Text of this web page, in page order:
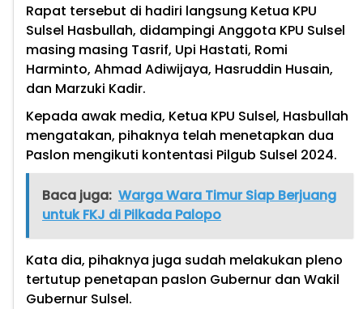
Rapat tersebut di hadiri langsung Ketua KPU
Sulsel Hasbullah, didampingi Anggota KPU Sulsel
masing masing Tasrif, Upi Hastati, Romi
Harminto, Ahmad Adiwijaya, Hasruddin Husain,
dan Marzuki Kadir.
Kepada awak media, Ketua KPU Sulsel, Hasbullah
mengatakan, pihaknya telah menetapkan dua
Paslon mengikuti kontentasi Pilgub Sulsel 2024.
Baca juga: Warga Wara Timur Siap Berjuang
untuk FKJ di Pilkada Palopo
Kata dia, pihaknya juga sudah melakukan pleno
tertutup penetapan paslon Gubernur dan Wakil
Gubernur Sulsel.